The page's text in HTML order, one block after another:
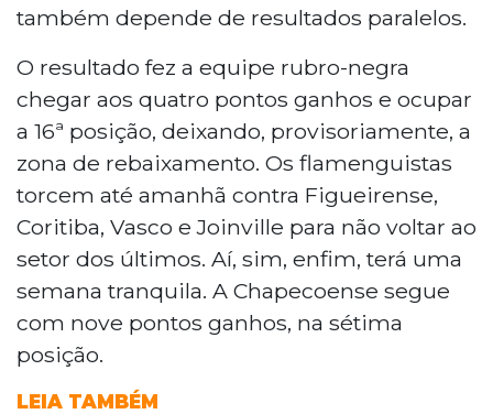
também depende de resultados paralelos.
O resultado fez a equipe rubro-negra
chegar aos quatro pontos ganhos e ocupar
a 16ª posição, deixando, provisoriamente, a
zona de rebaixamento. Os flamenguistas
torcem até amanhã contra Figueirense,
Coritiba, Vasco e Joinville para não voltar ao
setor dos últimos. Aí, sim, enfim, terá uma
semana tranquila. A Chapecoense segue
com nove pontos ganhos, na sétima
posição.
LEIA TAMBÉM